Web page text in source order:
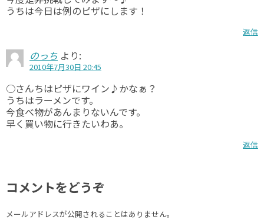
うちは今日は例のピザにします！
返信
のっち より:
2010年7月30日 20:45
○さんちはピザにワイン♪かなぁ？
うちはラーメンです。
今食べ物があんまりないんです。
早く買い物に行きたいわあ。
返信
コメントをどうぞ
メールアドレスが公開されることはありません。